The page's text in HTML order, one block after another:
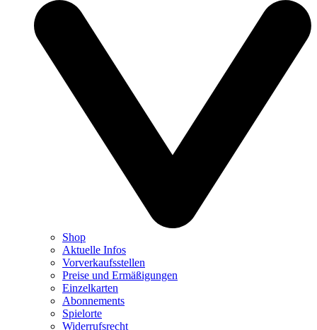
Shop
Aktuelle Infos
Vorverkaufsstellen
Preise und Ermäßigungen
Einzelkarten
Abonnements
Spielorte
Widerrufsrecht